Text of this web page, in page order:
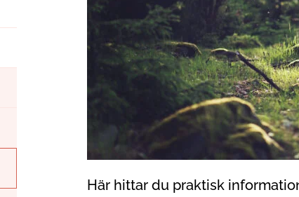
Här hittar du praktisk